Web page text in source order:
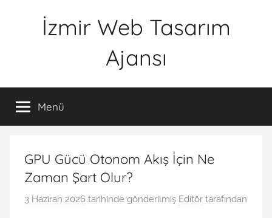
İzmir Web Tasarım
Ajansı
Menü
GPU Gücü Otonom Akış İçin Ne
Zaman Şart Olur?
3 Haziran 2026 tarihinde gönderilmiş Editör tarafından